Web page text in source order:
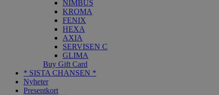
NIMBUS
KROMA
FENIX
HEXA
AXIA
SERVISEN C
GLIMA
Buy Gift Card
* SISTA CHANSEN *
Nyheter
Presentkort